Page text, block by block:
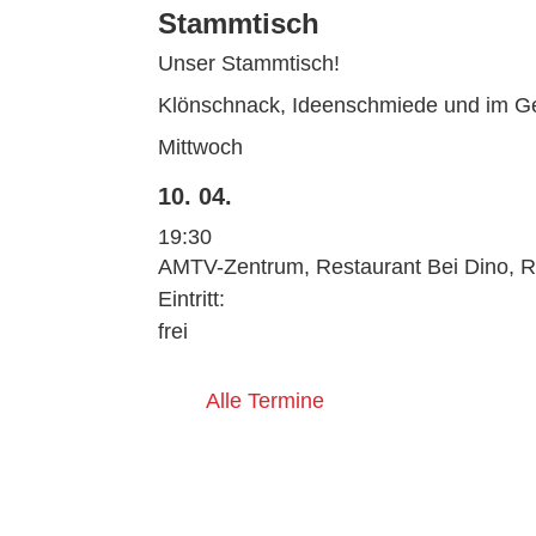
Stammtisch
Unser Stammtisch!
Klönschnack, Ideenschmiede und im
Mittwoch
10. 04.
19:30
AMTV-Zentrum, Restaurant Bei Dino,
Eintritt:
frei
Alle Termine